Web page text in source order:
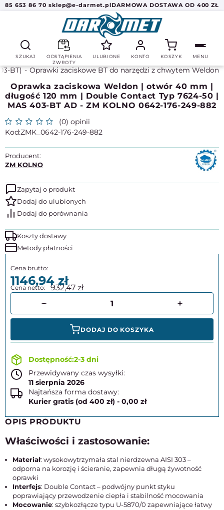
85 653 86 70 sklep@e-darmet.plDARMOWA DOSTAWA OD 400 ZŁ
SZUKAJ
ODSTĄPIENIA
ZWROTY
ULUBIONE KONTO KOSZYK MENU
BT) Oprawki zaciskowe BT do narzędzi z chwytem Weldon
Oprawka zaciskowa Weldon | otwór 40 mm |
długość 120 mm | Double Contact Typ 7624-50 |
MAS 403-BT AD - ZM KOLNO 0642-176-249-882
(0) opinii
ZMK_0642-176-249-882
Producent:
ZM KOLNO
Zapytaj o produkt
Koszty dostawy
Metody płatności
1146,94932,47
DODAJ DO KOSZYKA
2-3 dni
Przewidywany czas wysyłki:
11 sierpnia 2026
Najtańsza forma dostawy:
Kurier gratis (od 400 zł) - 0,00 zł
OPIS PRODUKTU
Właściwości i zastosowanie:
Materiał: wysokowytrzymała stal nierdzewna AISI 303 –
odporna na korozję i ścieranie, zapewnia długą żywotność
oprawki
Interfejs: Double Contact – podwójny punkt styku
poprawiający przewodzenie ciepła i stabilność mocowania
Mocowanie: szybkozłącze typu U-5870/0 zapewniające łatwy